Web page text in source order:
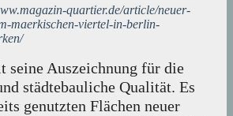
quartier.de/article/neuer-
maerkischen-viertel-in-berlin-
seine Auszeichnung für die
städtebauliche Qualität. Es
genutzten Flächen neuer